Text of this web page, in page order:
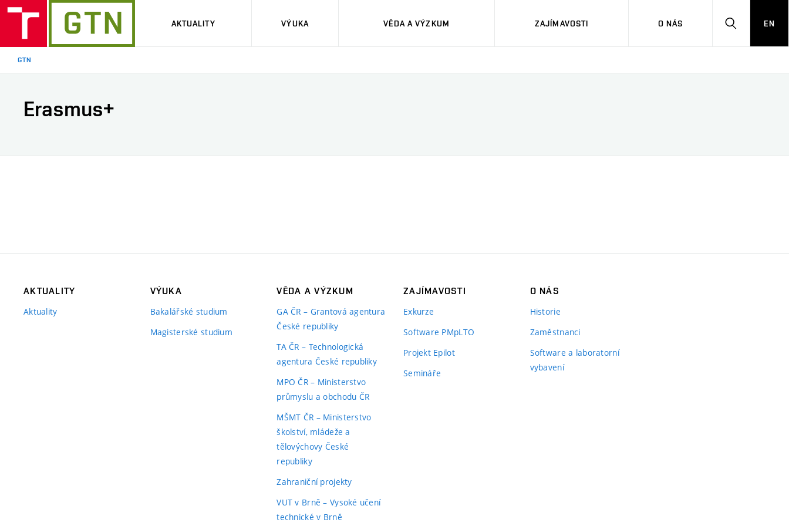
AKTUALITY VÝUKA VĚDA A VÝZKUM ZAJÍMAVOSTI O NÁS
HLEDAT
EN
GTN
Erasmus+
AKTUALITY
Aktuality
VÝUKA
Bakalářské studium
Magisterské studium
VĚDA A VÝZKUM
GA ČR – Grantová agentura
České republiky
TA ČR – Technologická
agentura České republiky
MPO ČR – Ministerstvo
průmyslu a obchodu ČR
MŠMT ČR – Ministerstvo
školství, mládeže a
tělovýchovy České
republiky
Zahraniční projekty
VUT v Brně – Vysoké učení
technické v Brně
ZAJÍMAVOSTI
Exkurze
Software PMpLTO
Projekt Epilot
Semináře
O NÁS
Historie
Zaměstnanci
Software a laboratorní
vybavení